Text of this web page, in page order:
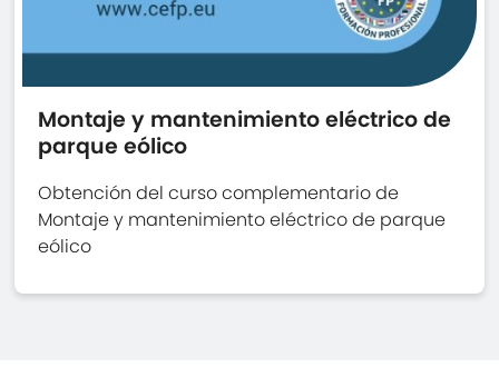
Montaje y mantenimiento eléctrico de
parque eólico
Obtención del curso complementario de
Montaje y mantenimiento eléctrico de parque
eólico